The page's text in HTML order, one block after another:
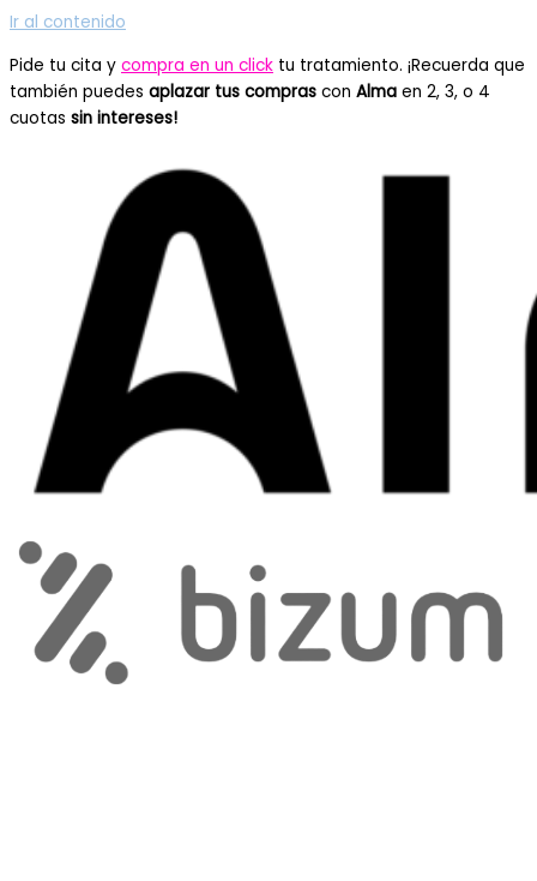
Ir al contenido
Pide tu cita y compra en un click tu tratamiento. ¡Recuerda que
también puedes aplazar tus compras con Alma en 2, 3, o 4
cuotas sin intereses!